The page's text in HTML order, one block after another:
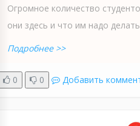
Огромное количество
они здесь и что им надо делать
Подробнее >>
0 0 Добавить